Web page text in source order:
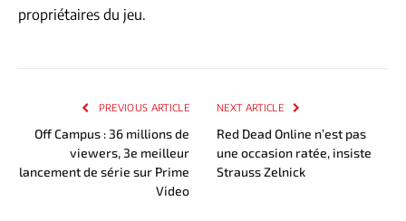
propriétaires du jeu.
PREVIOUS ARTICLE
Off Campus : 36 millions de
viewers, 3e meilleur
lancement de série sur Prime
Video
NEXT ARTICLE
Red Dead Online n’est pas
une occasion ratée, insiste
Strauss Zelnick